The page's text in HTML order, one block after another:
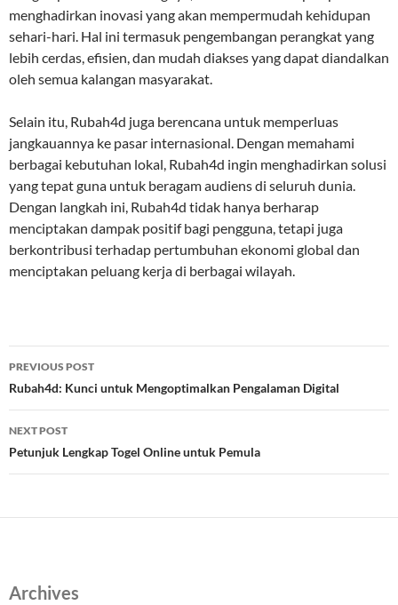
menghadirkan inovasi yang akan mempermudah kehidupan
sehari-hari. Hal ini termasuk pengembangan perangkat yang
lebih cerdas, efisien, dan mudah diakses yang dapat diandalkan
oleh semua kalangan masyarakat.
Selain itu, Rubah4d juga berencana untuk memperluas
jangkauannya ke pasar internasional. Dengan memahami
berbagai kebutuhan lokal, Rubah4d ingin menghadirkan solusi
yang tepat guna untuk beragam audiens di seluruh dunia.
Dengan langkah ini, Rubah4d tidak hanya berharap
menciptakan dampak positif bagi pengguna, tetapi juga
berkontribusi terhadap pertumbuhan ekonomi global dan
menciptakan peluang kerja di berbagai wilayah.
Post
navigation
PREVIOUS POST
Rubah4d: Kunci untuk Mengoptimalkan Pengalaman Digital
NEXT POST
Petunjuk Lengkap Togel Online untuk Pemula
Archives